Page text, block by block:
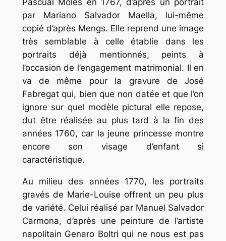
par Mariano Salvador Maella, lui-même
copié d’après Mengs. Elle reprend une image
très semblable à celle établie dans les
portraits déjà mentionnés, peints à
l’occasion de l’engagement matrimonial. Il en
va de même pour la gravure de José
Fabregat qui, bien que non datée et que l’on
ignore sur quel modèle pictural elle repose,
dut être réalisée au plus tard à la fin des
années 1760, car la jeune princesse montre
encore son visage d’enfant si
caractéristique.
Au milieu des années 1770, les portraits
gravés de Marie-Louise offrent un peu plus
de variété. Celui réalisé par Manuel Salvador
Carmona, d’après une peinture de l’artiste
napolitain Genaro Boltri qui ne nous est pas